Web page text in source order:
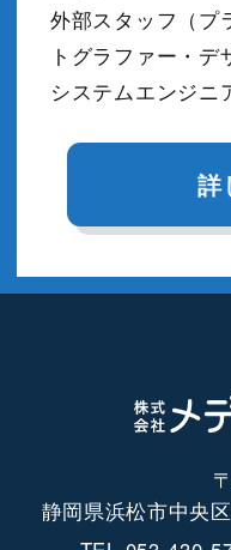
外部スタッフ（プ
トグラファー・デ
システムエンジニ
詳
静岡県浜松市中央